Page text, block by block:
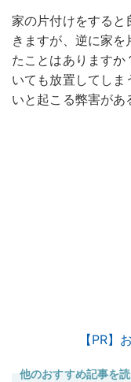
家の片付けをすると
きますが、逆に家を
たことはありますか
いても放置してし
いと起こる弊害があ
【PR】
他のおすすめ記事を